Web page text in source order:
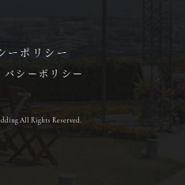
ーポリシー
シーポリシー
All Rights Reserved.